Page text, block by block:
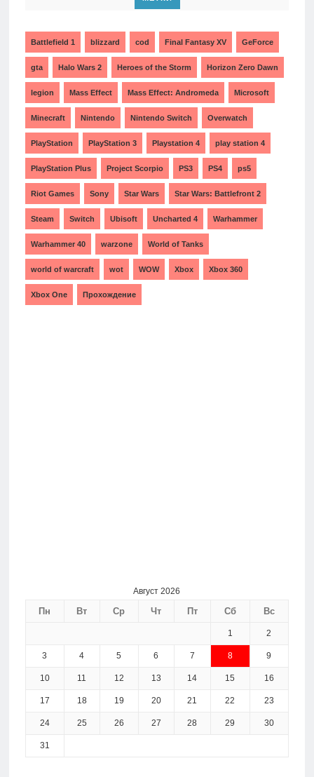
Battlefield 1 blizzard cod Final Fantasy XV GeForce
gta Halo Wars 2 Heroes of the Storm Horizon Zero Dawn
legion Mass Effect Mass Effect: Andromeda Microsoft
Minecraft Nintendo Nintendo Switch Overwatch
PlayStation PlayStation 3 Playstation 4 play station 4
PlayStation Plus Project Scorpio PS3 PS4 ps5
Riot Games Sony Star Wars Star Wars: Battlefront 2
Steam Switch Ubisoft Uncharted 4 Warhammer
Warhammer 40 warzone World of Tanks
world of warcraft wot WOW Xbox Xbox 360
Xbox One Прохождение
Август 2026
Пн Вт Ср Чт Пт Сб Вс
1 2
3 4 5 6 7 8 9
10 11 12 13 14 15 16
17 18 19 20 21 22 23
24 25 26 27 28 29 30
31